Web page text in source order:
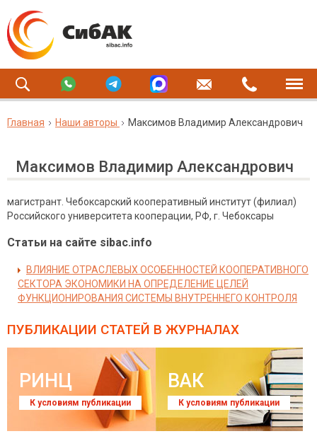
Главная Наши авторы Максимов Владимир Александрович
Максимов Владимир Александрович
магистрант. Чебоксарский кооперативный институт (филиал)
Российского университета кооперации, РФ, г. Чебоксары
Статьи на сайте sibac.info
ВЛИЯНИЕ ОТРАСЛЕВЫХ ОСОБЕННОСТЕЙ КООПЕРАТИВНОГО
СЕКТОРА ЭКОНОМИКИ НА ОПРЕДЕЛЕНИЕ ЦЕЛЕЙ
ФУНКЦИОНИРОВАНИЯ СИСТЕМЫ ВНУТРЕННЕГО КОНТРОЛЯ
ПУБЛИКАЦИИ СТАТЕЙ В ЖУРНАЛАХ
РИНЦ
К условиям публикации
ВАК
К условиям публикации